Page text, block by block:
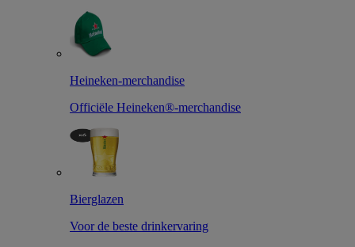
Heineken-merchandise
Officiële Heineken®-merchandise
Bierglazen
Voor de beste drinkervaring